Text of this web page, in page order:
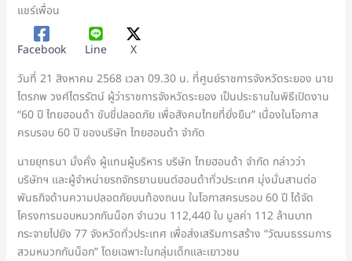
แชร์เพื่อน
Facebook Line
X
วันที่ 21 สิงหาคม 2568 เวลา 09.30 น. ที่ศูนย์ราชการจังหวัดระยอง นาย
ไตรภพ วงศ์ไตรรัตน์ ผู้ว่าราชการจังหวัดระยอง เป็นประธานในพิธีเปิดงาน
“60 ปี ไทยฮอนด้า ขับขี่ปลอดภัย เพื่อสังคมไทยที่ยั่งยืน” เนื่องในโอกาส
ครบรอบ 60 ปี ของบริษัท ไทยฮอนด้า จำกัด
นายยุทธนา มั่งคั่ง ผู้แทนผู้บริหาร บริษัท ไทยฮอนด้า จำกัด กล่าวว่า
บริษัทฯ และผู้จำหน่ายรถจักรยานยนต์ฮอนด้าทั่วประเทศ มุ่งมั่นสานต่อ
พันธกิจด้านความปลอดภัยบนท้องถนน ในโอกาสครบรอบ 60 ปี ได้จัด
โครงการมอบหมวกกันน็อก จำนวน 112,440 ใบ มูลค่า 112 ล้านบาท
กระจายไปยัง 77 จังหวัดทั่วประเทศ เพื่อส่งเสริมการสร้าง “วัฒนธรรมการ
สวมหมวกกันน็อก” โดยเฉพาะในกลุ่มเด็กและเยาวชน